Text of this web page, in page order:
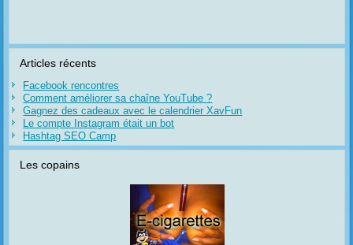
Articles récents
Facebook rencontres
Comment améliorer sa chaîne YouTube ?
Gagnez des cadeaux avec le calendrier XavFun
Le compte Instagram était un bot
Hashtag SEO Camp
Les copains